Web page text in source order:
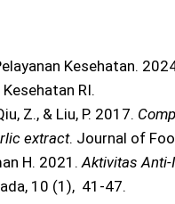
Kesehatan.
RI.
Z., & Liu, P. 2017.
extract. Journal of
H. 2021. Aktivitas
10 (1), 41-47.